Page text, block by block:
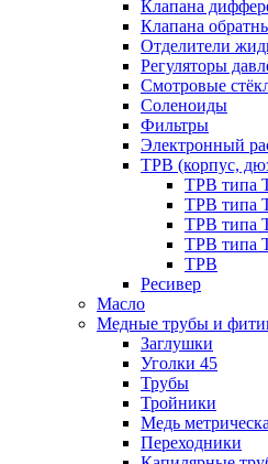
Клапана
Клапана
Отделители
Регуляторы
Смотровые
Соленоиды
Фильтры
Электронный
ТРВ (корпус,
ТРВ типа
ТРВ типа
ТРВ типа
ТРВ типа
ТРВ
Ресивер
Масло
Медные трубы и
Заглушки
Уголки 45
Трубы
Тройники
Медь
Переходники